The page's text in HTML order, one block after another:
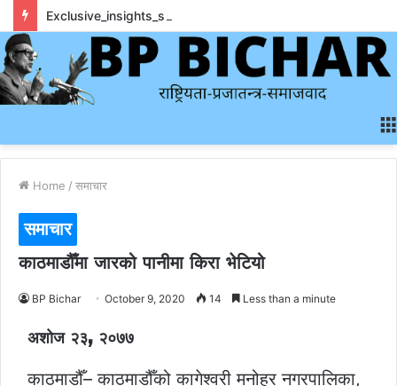
Home / समाचार
समाचार
काठमाडौँमा जारको पानीमा किरा भेटियो
BP Bichar October 9, 2020 14 Less than a minute
अशोज २३, २०७७
काठमाडौँ– काठमाडौँको कागेश्वरी मनोहर नगरपालिका,